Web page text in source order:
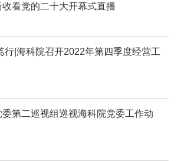
看党的二十大开幕式直播
行|海科院召开2022年第四季度经营工
委第二巡视组巡视海科院党委工作动